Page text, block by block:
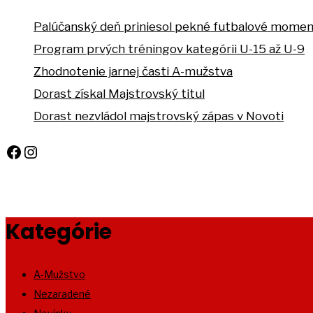
Palúčanský deň priniesol pekné futbalové
Program prvých tréningov kategórii U-15 až U-9
Zhodnotenie jarnej časti A-mužstva
Dorast získal Majstrovský titul
Dorast nezvládol majstrovský zápas v Novoti
Facebook
Instagram
Kategórie
A-Mužstvo
Nezaradené